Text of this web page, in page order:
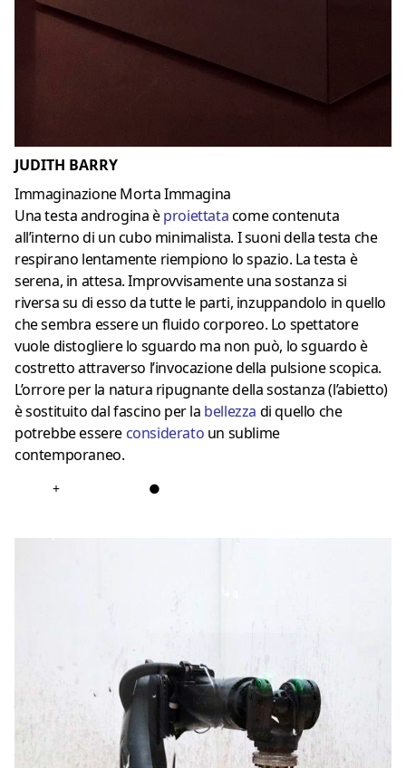
JUDITH BARRY
Immaginazione Morta Immagina
Una testa androgina èproiettatacome contenuta
all’interno di un cubo minimalista. I suoni della testa che
respirano lentamente riempiono lo spazio. La testa è
serena, in attesa. Improvvisamente una sostanza si
riversa su di esso da tutte le parti, inzuppandolo in quello
che sembra essere un fluido corporeo. Lo spettatore
vuole distogliere lo sguardo ma non può, lo sguardo è
costretto attraverso l’invocazione della pulsione scopica.
L’orrore per la natura ripugnante della sostanza (l’abietto)
è sostituito dal fascino per la bellezza di quello che
potrebbe essere considerato un sublime
contemporaneo.
+ ●